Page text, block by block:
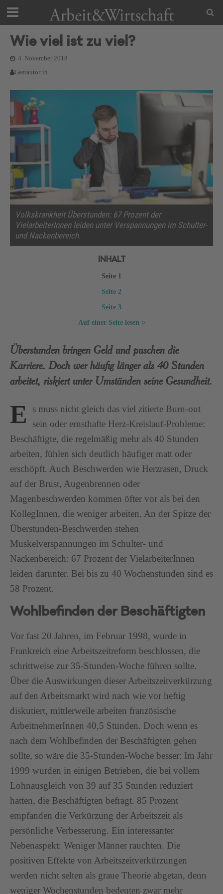
Wie viel ist zu viel?
4. November 2018
Gastautor:in
Volkskrankheit Überstunden: 67 Prozent der
VielarbeiterInnen leiden unter Verspannungen im Schulter-
und Nackenbereich.
INHALT
Seite 1
Seite 2
Seite 3
Auf einer Seite lesen >
Überstunden bringen Geld und puschen die
Karriere. Doch wer häufig länger als 40 Stunden
arbeitet, riskiert unter Umständen seine Gesundheit.
E
s muss nicht gleich das viel zitierte Burn-out
sein oder ernsthafte Herz-Kreislauf-Probleme:
Beschäftigte, die regelmäßig mehr als 40 Stunden
arbeiten, fühlen sich deutlich häufiger matt oder
erschöpft. Auch Beschwerden wie Herzrasen, Druck
auf der Brust, Augenbrennen oder
Magenbeschwerden kommen öfter vor als bei den
KollegInnen, die weniger arbeiten. An der Spitze der
Überstunden-Beschwerden stehen
Muskelverspannungen im Schulter- und
Nackenbereich: 67 Prozent der VielarbeiterInnen
leiden darunter. Bei bis zu 40 Wochenstunden sind es
58 Prozent.
Wohlbefinden der Beschäftigten
Vor fast 20 Jahren, im Februar 1998, wurde in
Frankreich eine Arbeitszeitreform beschlossen, die
schrittweise zur 35-Stunden-Woche führen sollte.
Über die Auswirkungen dieser Arbeitszeitverkürzung
auf den Arbeitsmarkt wird nach wie vor heftig
diskutiert, mittlerweile arbeiten französische
ArbeitnehmerInnen 40,5 Stunden. Doch wenn es
nach dem Wohlbefinden der Beschäftigten gehen
sollte, so wäre die 35-Stunden-Woche besser: Im Jahr
1999 wurden in einigen Betrieben, die bei vollem
Lohnausgleich von 39 auf 35 Stunden reduziert
hatten, die Beschäftigten befragt. 85 Prozent
empfanden die Verkürzung der Arbeitszeit als
persönliche Verbesserung. Ein interessanter
Nebenaspekt: Weniger Männer rauchten. Die
positiven Effekte von Arbeitszeitverkürzungen
werden nicht selten als graue Theorie abgetan, denn
weniger Wochenstunden bedeuten zwar mehr